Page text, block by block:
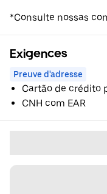
*Consulte nossas
Exigences
Preuve d'adresse
Cartão de crédito
CNH com EAR